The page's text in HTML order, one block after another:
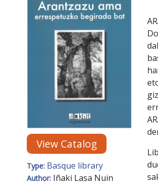
View Catalog
Type: Basque library
Author: Iñaki Lasa Nuin